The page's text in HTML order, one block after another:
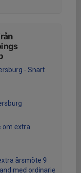
- Snart
om extra
årsmöte 9
med ordinarie